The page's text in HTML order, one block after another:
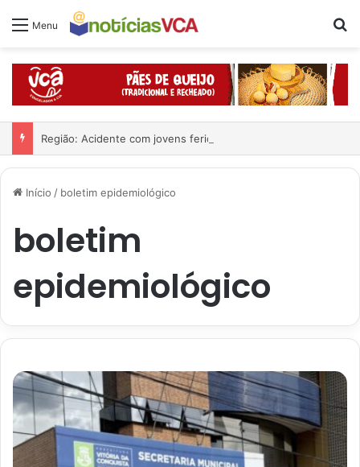
Menu
Região: Acidente com jovens feridos
Início / boletim epidemiológico
boletim
epidemiológico